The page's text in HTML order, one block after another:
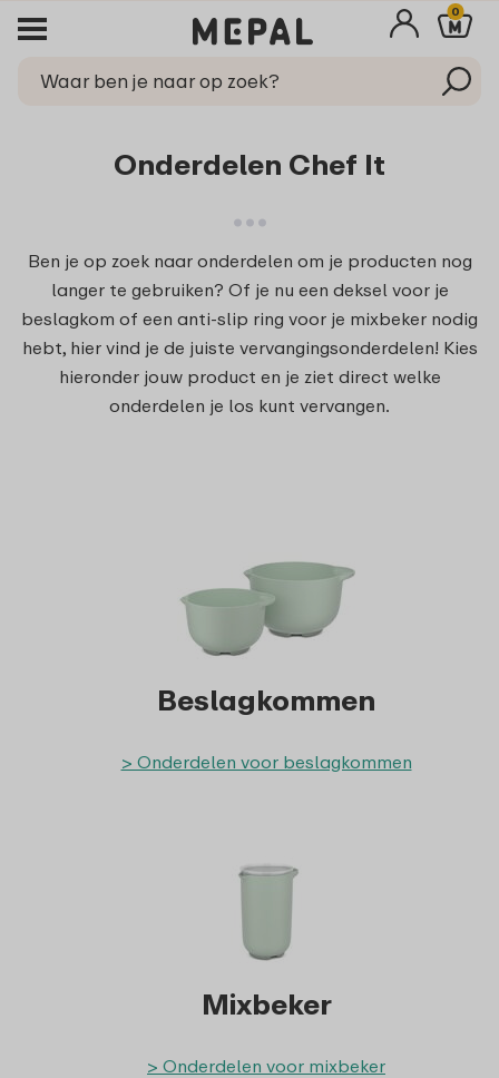
0
Onderdelen Chef It
Ben je op zoek naar onderdelen om je producten nog
langer te gebruiken? Of je nu een deksel voor je
beslagkom of een anti-slip ring voor je mixbeker nodig
hebt, hier vind je de juiste vervangingsonderdelen! Kies
hieronder jouw product en je ziet direct welke
onderdelen je los kunt vervangen.
Beslagkommen
> Onderdelen voor beslagkommen
Mixbeker
> Onderdelen voor mixbeker